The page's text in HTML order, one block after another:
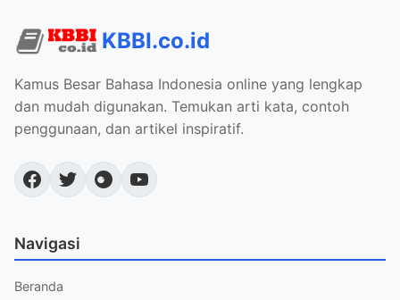
KBBI.co.id
Kamus Besar Bahasa Indonesia online yang lengkap
dan mudah digunakan. Temukan arti kata, contoh
penggunaan, dan artikel inspiratif.
Navigasi
Beranda